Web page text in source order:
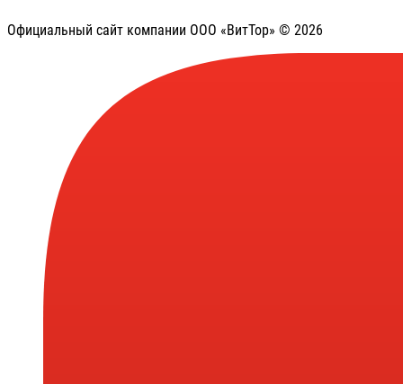
Официальный сайт компании ООО «ВитТор» © 2026